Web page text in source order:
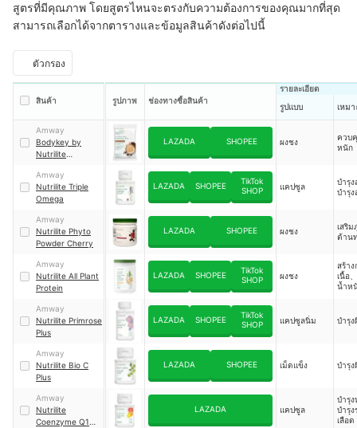
สูตรที่มีคุณภาพ โดยสูตรไหนจะตรงกับความต้องการของคุณมากที่สุด
สามารถเลือกได้จากตารางและข้อมูลสินค้าดังต่อไปนี้
ตัวกรอง
สินค้า รูปภาพ ช่องทางซื้อสินค้า
รายละเอียด
รูปแบบ
เหม
Amway
Bodykey by
Nutrilite
มื้ออาหาร
LAZADA SHOPEE ผงชง
ควบ
หนัก
Amway
Nutrilite Triple
Omega
LAZADA SHOPEE
TikTok
SHOP
แคปซูล
บำรุง
บำรุ
Amway
Nutrilite Phyto
Powder Cherry
LAZADA SHOPEE ผงชง
เสริ
ต้าน
Amway
Nutrilite All Plant
Protein
LAZADA SHOPEE
TikTok
SHOP
ผงชง
สร้า
เนื้อ
น้ำห
Amway
Nutrilite Primrose
Plus
LAZADA SHOPEE
TikTok
SHOP
แคปซูลนิ่ม บำรุง
Amway
Nutrilite Bio C
Plus
LAZADA SHOPEE เม็ดแข็ง บำรุง
Amway
Nutrilite
Coenzyme Q10
LAZADA แคปซูล
บำรุง
บำรุง
เลือด